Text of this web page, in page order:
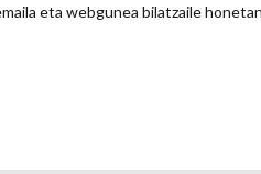
eta webgunea bilatzaile